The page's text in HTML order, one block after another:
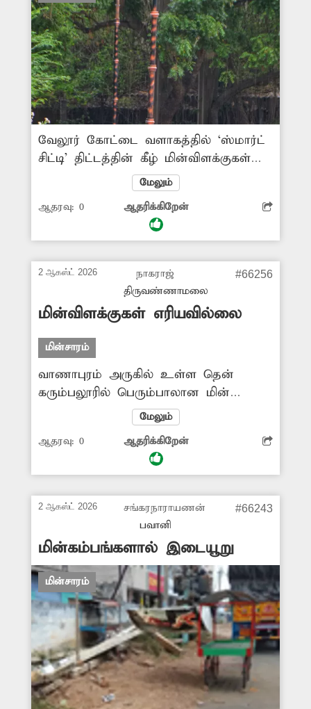
வேலூர் கோட்டை வளாகத்தில் ‘ஸ்மார்ட்
சிட்டி’ திட்டத்தின் கீழ் மின்விளக்குகள்
பொருத்தப்பட்டுள்ளன. அவற்றில் ஒரு
சில மின்விளக்குகள் உடைந்த நிலையில்
உள்ளன. இதுகுறித்து சம்பந்தப்பட்ட
அதிகாரிகள் நடவடிக்கை எடுக்க
மேலும்
ஆதரவு: 0 ஆதரிக்கிறேன்
2 ஆகஸ்ட் 2026
நாகராஜ்
திருவண்ணாமலை
#66256
மின்விளக்குகள் எரியவில்லை
மின்சாரம்
வாணாபுரம் அருகில் உள்ள தென்
கரும்பலூரில் பெரும்பாலான மின்
கம்பங்களில் மின்விளக்குகள் இரவில்
எரிவது கிடையாது. இரவு முழுவதும்
இருள் சூழ்ந்து காணப்படுகிறது. ஒருசில
இடங்களில் மின் கம்பத்தில் உள்ள
கொண்டே இருக்கிறது. எரியாத மின்
விளக்குகளை எரியவிட அதிகாரிகள்
நடவடிக்கை எடுக்க வேண்டும். -நாகராஜ்,
வாணாபுரம்.
மேலும்
ஆதரவு: 0 ஆதரிக்கிறேன்
2 ஆகஸ்ட் 2026
சங்கரநாராயணன்
பவானி
#66243
மின்கம்பங்களால் இடையூறு
மின்சாரம்